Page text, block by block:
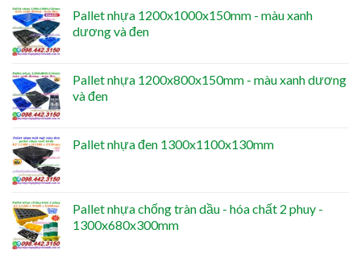
Pallet nhựa 1200x1000x150mm - màu xanh
dương và đen
Pallet nhựa 1200x800x150mm - màu xanh dương
và đen
Pallet nhựa đen 1300x1100x130mm
Pallet nhựa chống tràn dầu - hóa chất 2 phuy -
1300x680x300mm